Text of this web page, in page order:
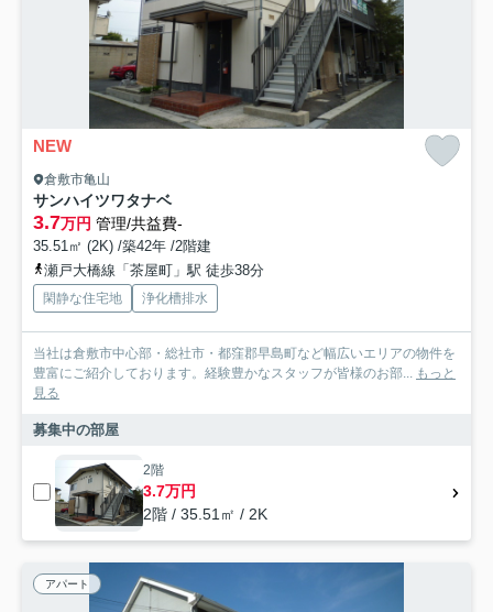
NEW
倉敷市亀山
サンハイツワタナベ
3.7万円 管理/共益費-
35.51㎡ (2K) /築42年 /2階建
瀬戸大橋線「茶屋町」駅 徒歩38分
閑静な住宅地 浄化槽排水
当社は倉敷市中心部・総社市・都窪郡早島町など幅広いエリアの物件を
豊富にご紹介しております。経験豊かなスタッフが皆様のお部...
もっと
見る
募集中の部屋
2階
3.7万円
2階 / 35.51㎡ / 2K
アパート